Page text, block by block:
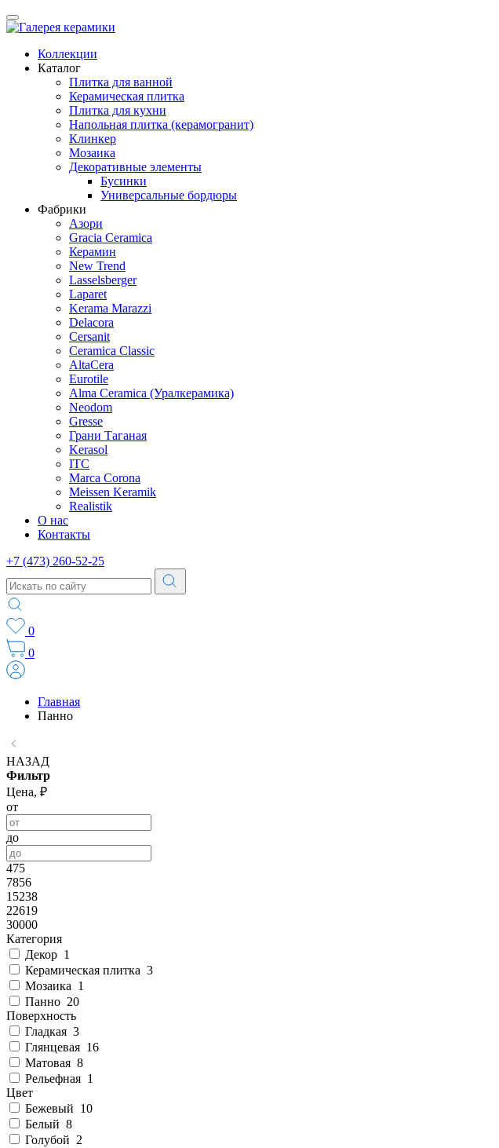
Коллекции
Каталог
Плитка для ванной
Керамическая плитка
Плитка для кухни
Напольная плитка (керамогранит)
Клинкер
Мозаика
Декоративные элементы
Бусинки
Универсальные бордюры
Фабрики
Азори
Gracia Ceramica
Керамин
New Trend
Lasselsberger
Laparet
Kerama Marazzi
Delacora
Cersanit
Ceramica Classic
AltaCera
Eurotile
Alma Ceramica (Уралкерамика)
Neodom
Gresse
Грани Таганая
Kerasol
ITC
Marca Corona
Meissen Keramik
Realistik
О нас
Контакты
+7 (473) 260-52-25
0
0
Главная
Панно
НАЗАД
Фильтр
Цена, ₽
от
до
475
7856
15238
22619
30000
Категория
Декор 1
Керамическая плитка 3
Мозаика 1
Панно 20
Поверхность
Гладкая 3
Глянцевая 16
Матовая 8
Рельефная 1
Цвет
Бежевый 10
Белый 8
Голубой 2